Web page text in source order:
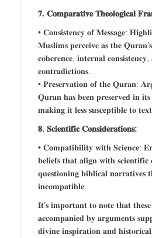
𝟕. 𝐂𝐨𝐦𝐩𝐚𝐫𝐚𝐭𝐢𝐯𝐞 𝐓𝐡𝐞𝐨𝐥𝐨𝐠𝐢𝐜𝐚𝐥
• 𝐂𝐨𝐧𝐬𝐢𝐬𝐭𝐞𝐧𝐜𝐲 𝐨𝐟 𝐌𝐞𝐬𝐬𝐚𝐠𝐞:
𝐌𝐮𝐬𝐥𝐢𝐦𝐬 𝐩𝐞𝐫𝐜𝐞𝐢𝐯𝐞 𝐚𝐬 𝐭𝐡𝐞 𝐐𝐮𝐫𝐚𝐧’𝐬
𝐜𝐨𝐡𝐞𝐫𝐞𝐧𝐜𝐞, 𝐢𝐧𝐭𝐞𝐫𝐧𝐚𝐥
𝐜𝐨𝐧𝐭𝐫𝐚𝐝𝐢𝐜𝐭𝐢𝐨𝐧𝐬.
• 𝐏𝐫𝐞𝐬𝐞𝐫𝐯𝐚𝐭𝐢𝐨𝐧 𝐨𝐟 𝐭𝐡𝐞 𝐐𝐮𝐫𝐚𝐧:
𝐐𝐮𝐫𝐚𝐧 𝐡𝐚𝐬 𝐛𝐞𝐞𝐧 𝐩𝐫𝐞𝐬𝐞𝐫𝐯𝐞𝐝 𝐢𝐧 𝐢𝐭𝐬
𝐦𝐚𝐤𝐢𝐧𝐠 𝐢𝐭 𝐥𝐞𝐬𝐬 𝐬𝐮𝐬𝐜𝐞𝐩𝐭𝐢𝐛𝐥𝐞 𝐭𝐨
𝟖. 𝐒𝐜𝐢𝐞𝐧𝐭𝐢𝐟𝐢𝐜 𝐂𝐨𝐧𝐬𝐢𝐝𝐞𝐫𝐚𝐭𝐢𝐨𝐧𝐬:
• 𝐂𝐨𝐦𝐩𝐚𝐭𝐢𝐛𝐢𝐥𝐢𝐭𝐲 𝐰𝐢𝐭𝐡 𝐒𝐜𝐢𝐞𝐧𝐜𝐞:
𝐛𝐞𝐥𝐢𝐞𝐟𝐬 𝐭𝐡𝐚𝐭 𝐚𝐥𝐢𝐠𝐧 𝐰𝐢𝐭𝐡
𝐪𝐮𝐞𝐬𝐭𝐢𝐨𝐧𝐢𝐧𝐠 𝐛𝐢𝐛𝐥𝐢𝐜𝐚𝐥
𝐢𝐧𝐜𝐨𝐦𝐩𝐚𝐭𝐢𝐛𝐥𝐞.
𝐈𝐭’𝐬 𝐢𝐦𝐩𝐨𝐫𝐭𝐚𝐧𝐭 𝐭𝐨 𝐧𝐨𝐭𝐞 𝐭𝐡𝐚𝐭 𝐭𝐡𝐞𝐬𝐞
𝐚𝐜𝐜𝐨𝐦𝐩𝐚𝐧𝐢𝐞𝐝 𝐛𝐲 𝐚𝐫𝐠𝐮𝐦𝐞𝐧𝐭𝐬
𝐝𝐢𝐯𝐢𝐧𝐞 𝐢𝐧𝐬𝐩𝐢𝐫𝐚𝐭𝐢𝐨𝐧 𝐚𝐧𝐝